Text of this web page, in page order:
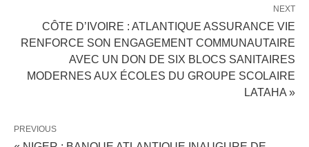
NEXT
CÔTE D’IVOIRE : ATLANTIQUE ASSURANCE VIE
RENFORCE SON ENGAGEMENT COMMUNAUTAIRE
AVEC UN DON DE SIX BLOCS SANITAIRES
MODERNES AUX ÉCOLES DU GROUPE SCOLAIRE
LATAHA »
PREVIOUS